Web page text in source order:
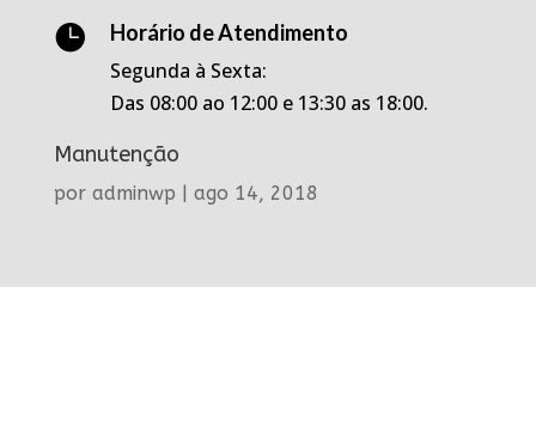

Horário de Atendimento
Segunda à Sexta:
Das 08:00 ao 12:00 e 13:30 as 18:00.
Manutenção
por adminwp ago 14, 2018